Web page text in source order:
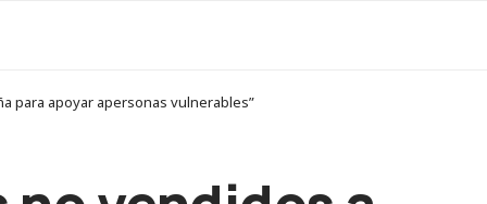
para apoyar apersonas vulnerables”